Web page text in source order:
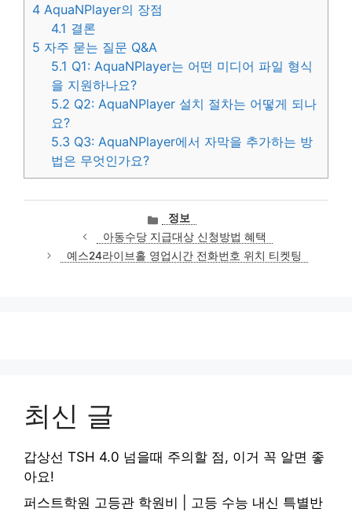
4 AquaNPlayer의 장점
4.1 결론
5 자주 묻는 질문 Q&A
5.1 Q1: AquaNPlayer는 어떤 미디어 파일 형식
을 지원하나요?
5.2 Q2: AquaNPlayer 설치 절차는 어떻게 되나
요?
5.3 Q3: AquaNPlayer에서 자막을 추가하는 방
법은 무엇인가요?
카
테
고
리
정보
아동수당 지급대상 신청방법 혜택
예스24라이브홀 영업시간 전화번호 위치 티켓팅
최신 글
갑상선 TSH 4.0 넘을때 주의할 점, 이거 꼭 알면 좋
아요!
퍼스트학원 고등관 학원비 | 고등 수능 내신 특별반